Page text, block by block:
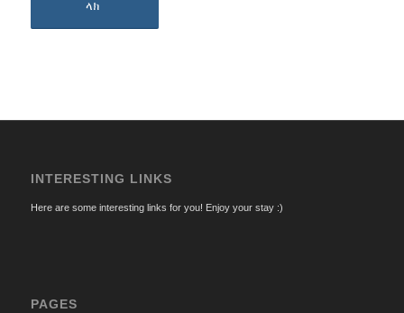
INTERESTING LINKS
Here are some interesting links for you! Enjoy your stay :)
PAGES